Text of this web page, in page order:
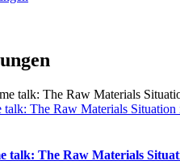
talk: The Raw Materials
talk: The Raw Materials